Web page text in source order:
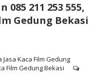
085 211 253 555,
Gedung Bekasi
Jasa Kaca Film Gedung
Film Gedung Bekasi